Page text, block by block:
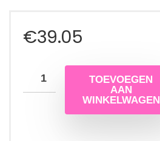
€39.05
TOEVOEGEN
AAN
WINKELWAGEN